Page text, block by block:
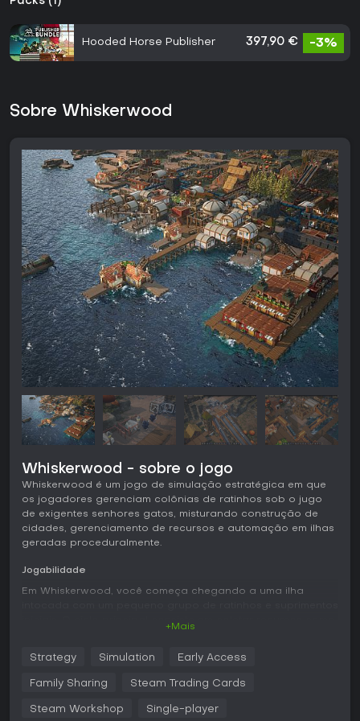
Hooded Horse Publisher 397,90 € -3%
Sobre Whiskerwood
Whiskerwood - sobre o jogo
Whiskerwood é um jogo de simulação estratégica em que
os jogadores gerenciam colônias de ratinhos sob o jugo
de exigentes senhores gatos, misturando construção de
cidades, gerenciamento de recursos e automação em ilhas
geradas proceduralmente.
Jogabilidade
Em Whiskerwood, você começa chegando a uma ilha
commodities diferentes, as cadeias de produção se tornam
complexas, exigindo automação eficiente via correias
para mover itens e ratinhos com rapidez.
+Mais
Strategy Simulation Early Access
Family Sharing Steam Trading Cards
Steam Workshop Single-player